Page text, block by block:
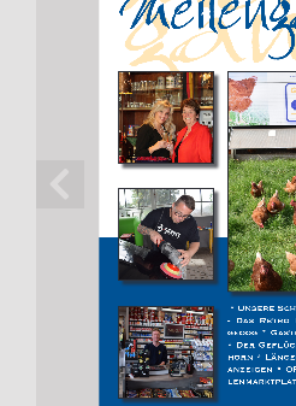
* Unsere
-  Das  Retro
geoog *
* Der
horn *
anzeigen *